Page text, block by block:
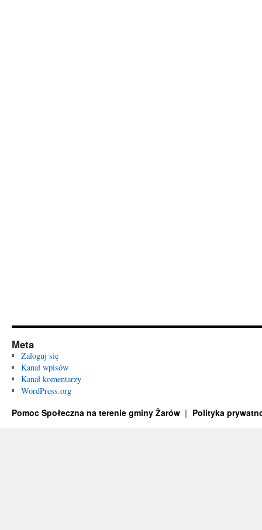
Meta
Zaloguj się
Kanał wpisów
Kanał komentarzy
WordPress.org
Pomoc Społeczna na terenie gminy Żarów Polityka